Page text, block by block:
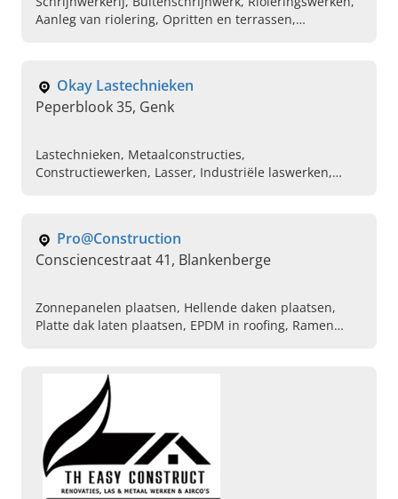
Aanleg van riolering, Opritten en terrassen,
Okay Lastechnieken
Peperblook 35, Genk
Lastechnieken, Metaalconstructies,
Constructiewerken, Lasser, Industriële laswerken,
Pro@Construction
Consciencestraat 41, Blankenberge
Zonnepanelen plaatsen, Hellende daken plaatsen,
Platte dak laten plaatsen, EPDM in roofing, Ramen